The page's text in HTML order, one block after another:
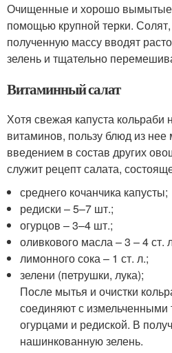
Очищенные и хорошо вымытые
помощью крупной терки.
полученную массу вводят
зелень и тщательно
Витаминный салат
Хотя свежая капуста кольраби
витаминов, пользу блюд из
введением в состав других
служит рецепт салата,
среднего кочанчика капусты;
редиски – 5–7 шт.;
огурцов – 3–4 шт.;
оливкового масла – 3 – 4 ст.
лимонного сока – 1 ст. л.;
зелени (петрушки, лука);
После мытья и очистки
соединяют с измельченными
огурцами и редиской. В
нашинкованную зелень.